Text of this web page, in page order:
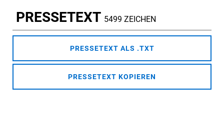
PRESSETEXT 5499 ZEICHEN
PRESSETEXT ALS .TXT
PRESSETEXT KOPIEREN